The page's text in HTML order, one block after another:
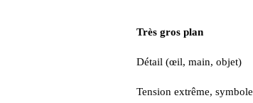
Très gros plan
Détail (œil, main, objet)
Tension extrême, symbole